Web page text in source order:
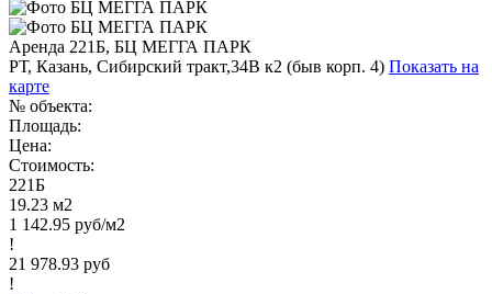
Аренда 221Б, БЦ МЕГГА ПАРК
РТ, Казань, Сибирский тракт,34В к2 (быв корп. 4) Показать на
карте
№ объекта:
Площадь:
Цена:
Стоимость:
221Б
19.23 м2
1 142.95 руб/м2
!
21 978.93 руб
!